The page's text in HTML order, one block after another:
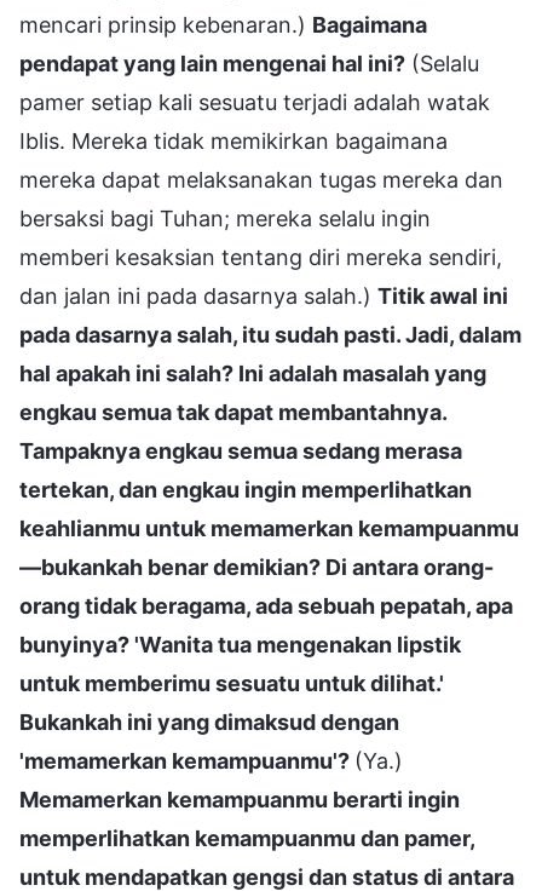
mencari prinsip kebenaran.) Bagaimana
pendapat yang lain mengenai hal ini? (Selalu
pamer setiap kali sesuatu terjadi adalah watak
Iblis. Mereka tidak memikirkan bagaimana
mereka dapat melaksanakan tugas mereka dan
bersaksi bagi Tuhan; mereka selalu ingin
memberi kesaksian tentang diri mereka sendiri,
dan jalan ini pada dasarnya salah.) Titik awal ini
pada dasarnya salah, itu sudah pasti. Jadi, dalam
hal apakah ini salah? Ini adalah masalah yang
engkau semua tak dapat membantahnya.
Tampaknya engkau semua sedang merasa
tertekan, dan engkau ingin memperlihatkan
keahlianmu untuk memamerkan kemampuanmu
—bukankah benar demikian? Di antara orang-
orang tidak beragama, ada sebuah pepatah, apa
bunyinya? 'Wanita tua mengenakan lipstik
untuk memberimu sesuatu untuk dilihat.'
Bukankah ini yang dimaksud dengan
'memamerkan kemampuanmu'? (Ya.)
Memamerkan kemampuanmu berarti ingin
memperlihatkan kemampuanmu dan pamer,
untuk mendapatkan gengsi dan status di antara